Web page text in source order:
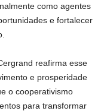
como agentes
e fortalecer
reafirma esse
e prosperidade
o cooperativismo
para transformar